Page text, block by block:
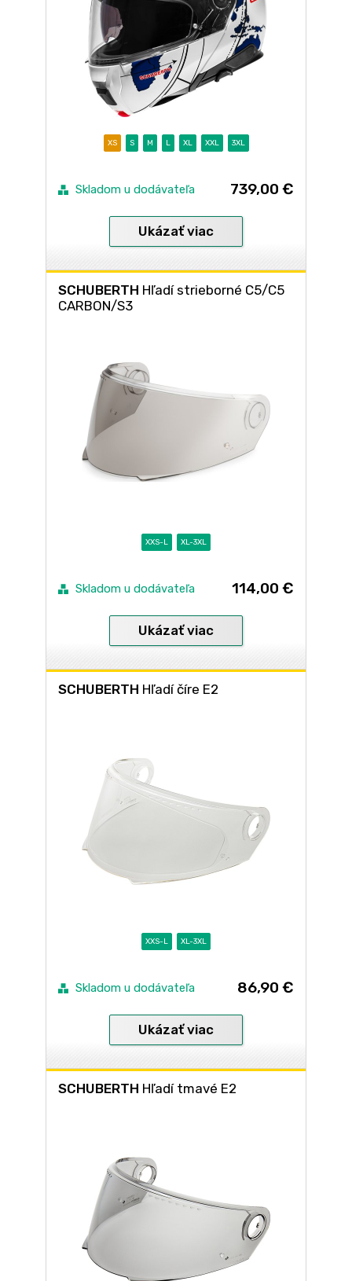
XS S M L XL XXL 3XL
Skladom u dodávateľa 739,00 €
Ukázať viac
SCHUBERTH Hľadí strieborné C5/C5
CARBON/S3
XXS-L XL-3XL
Skladom u dodávateľa 114,00 €
Ukázať viac
SCHUBERTH Hľadí číre E2
XXS-L XL-3XL
Skladom u dodávateľa 86,90 €
Ukázať viac
SCHUBERTH Hľadí tmavé E2